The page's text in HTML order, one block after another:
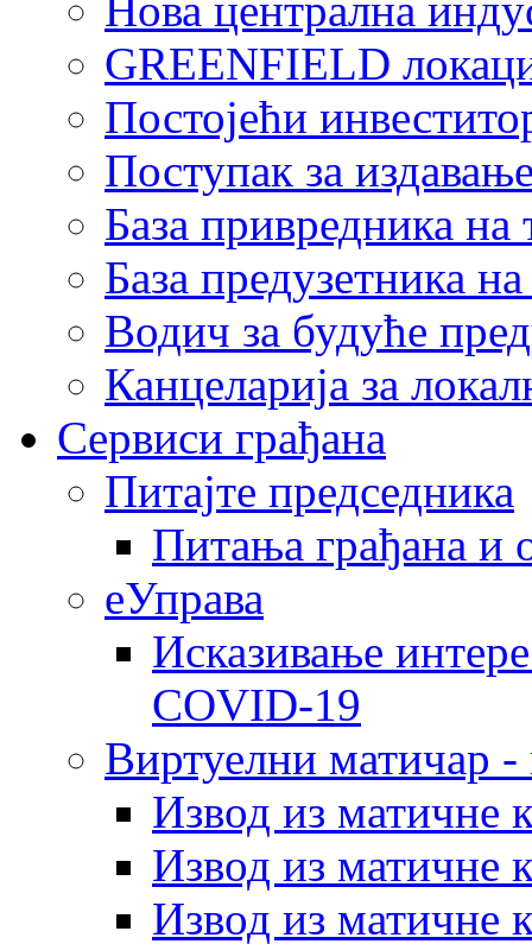
GREENFIELD
Постојећи
Поступак за
База привредника
База предузетника
Водич за будуће
Канцеларија за
Сервиси грађана
Питајте председника
Питања грађана и
еУправа
Исказивање
COVID-19
Виртуелни матичар -
Извод из матичне
Извод из матичне
Извод из матичне